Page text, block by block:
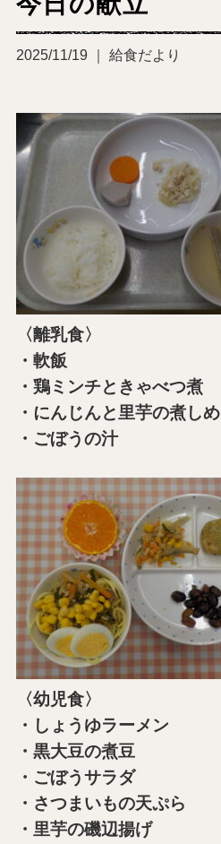
2025/11/19 ｜ 給食だより
〈離乳食〉
・軟飯
・鶏ミンチときゃべつ煮
・にんじんと里芋の煮しめ
・ごぼうの汁
〈幼児食〉
・しょうゆラーメン
・黒大豆の煮豆
・ごぼうサラダ
・さつまいもの天ぷら
・里芋の磯辺揚げ